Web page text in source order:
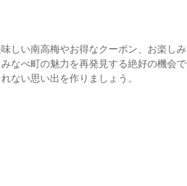
しい南高梅やお得なクーポン、お楽しみ
なべ町の魅力を再発見する絶好の機会で
ない思い出を作りましょう。